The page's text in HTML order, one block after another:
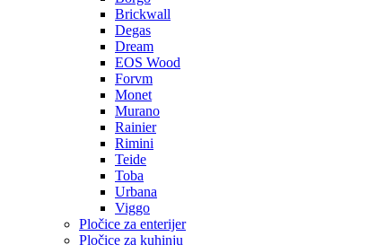
Brickwall
Degas
Dream
EOS Wood
Forvm
Monet
Murano
Rainier
Rimini
Teide
Toba
Urbana
Viggo
Pločice za enterijer
Pločice za kuhinju